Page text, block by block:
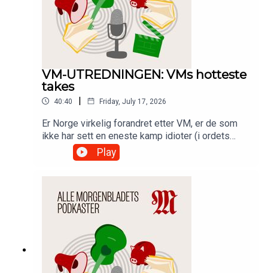
VM-UTREDNINGEN: VMs hotteste
takes
40:40 | Friday, July 17, 2026
Er Norge virkelig forandret etter VM, er de som
ikke har sett en eneste kamp idioter (i ordets
antikke forstand), og kan dette bli starten på
slutten for VAR? I etterpåklokskapens lys deler
Snorre Valen og Markus Slettholm sine topp 3
"hot takes" fra mesterskapet.
Play